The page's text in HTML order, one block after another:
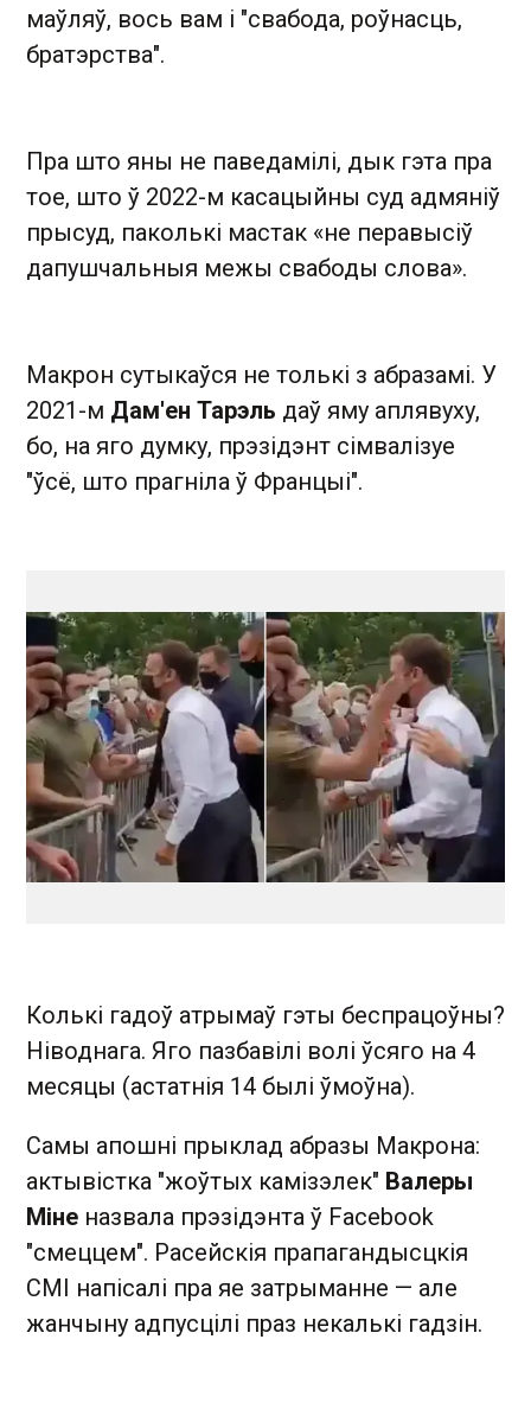
маўляў, вось вам і "свабода, роўнасць,
братэрства".
Пра што яны не паведамілі, дык гэта пра
тое, што ў 2022-м касацыйны суд адмяніў
прысуд, паколькі мастак «не перавысіў
дапушчальныя межы свабоды слова».
Макрон сутыкаўся не толькі з абразамі. У
2021-м Дам'ен Тарэль даў яму аплявуху,
бо, на яго думку, прэзідэнт сімвалізуе
"ўсё, што прагніла ў Францыі".
Колькі гадоў атрымаў гэты беспрацоўны?
Ніводнага. Яго пазбавілі волі ўсяго на 4
месяцы (астатнія 14 былі ўмоўна).
Самы апошні прыклад абразы Макрона:
актывістка "жоўтых камізэлек" Валеры
Міне назвала прэзідэнта ў Facebook
"смеццем". Расейскія прапагандысцкія
СМІ напісалі пра яе затрыманне — але
жанчыну адпусцілі праз некалькі гадзін.